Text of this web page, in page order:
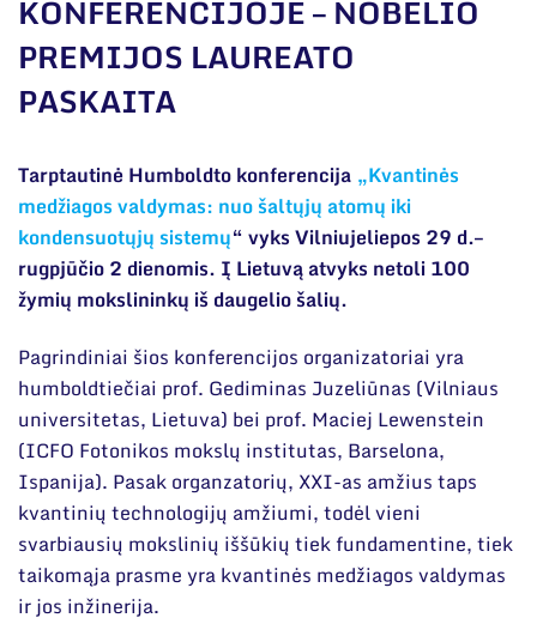
organizacijose bei asociacijose
Bendri rekvizitai
Darbuotojų kontaktai
KONFERENCIJOJE – NOBELIO
PREMIJOS LAUREATO
PASKAITA
Tarptautinė Humboldto konferencija „Kvantinės
medžiagos valdymas: nuo šaltųjų atomų iki
kondensuotųjų sistemų“ vyks Vilniujeliepos 29 d.–
rugpjūčio 2 dienomis. Į Lietuvą atvyks netoli 100
žymių mokslininkų iš daugelio šalių.
Pagrindiniai šios konferencijos organizatoriai yra
humboldtiečiai prof. Gediminas Juzeliūnas (Vilniaus
universitetas, Lietuva) bei prof. Maciej Lewenstein
(ICFO Fotonikos mokslų institutas, Barselona,
Ispanija). Pasak organzatorių, XXI-as amžius taps
kvantinių technologijų amžiumi, todėl vieni
svarbiausių mokslinių iššūkių tiek fundamentine, tiek
taikomąja prasme yra kvantinės medžiagos valdymas
ir jos inžinerija.